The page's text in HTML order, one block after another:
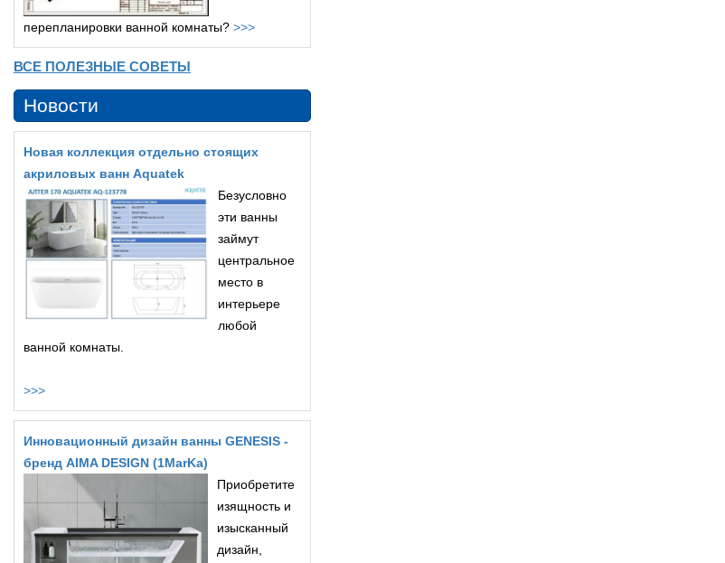
перепланировки ванной комнаты? >>>
ВСЕ ПОЛЕЗНЫЕ СОВЕТЫ
Новости
Новая коллекция отдельно стоящих
акриловых ванн Aquatek
Безусловно
эти ванны
займут
центральное
место в
интерьере
любой
ванной комнаты.
>>>
Инновационный дизайн ванны GENESIS -
бренд AIMA DESIGN (1MarKa)
Приобретите
изящность и
изысканный
дизайн,